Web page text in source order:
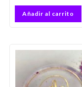
Añadir al carrito